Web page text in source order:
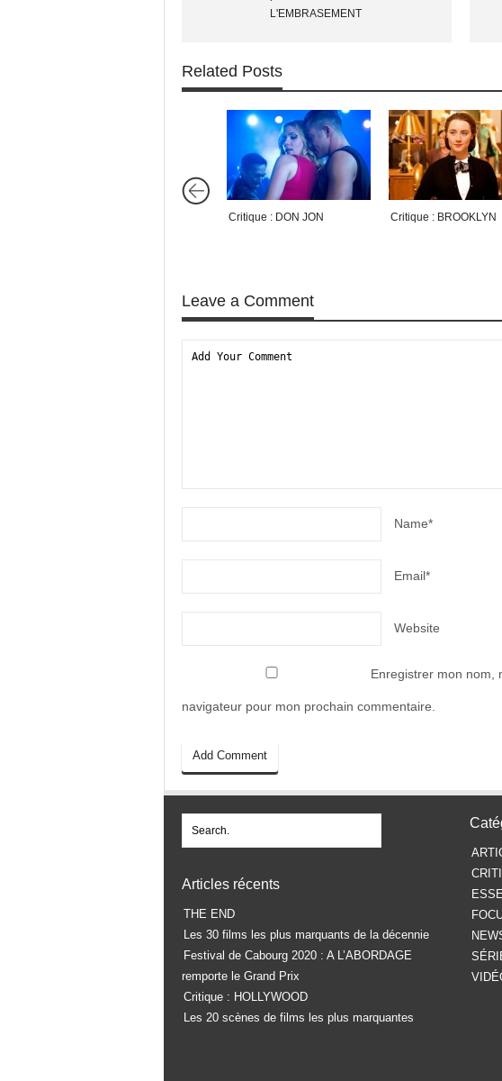
L'EMBRASEMENT
Related Posts
Critique : DON JON Critique : BROOKLYN
Leave a Comment
Name*
Email*
Website
Enregistrer mon nom,
navigateur pour mon prochain commentaire.
Articles récents
THE END
Les 30 films les plus marquants de la décennie
Festival de Cabourg 2020 : A L’ABORDAGE
remporte le Grand Prix
Critique : HOLLYWOOD
Les 20 scènes de films les plus marquantes